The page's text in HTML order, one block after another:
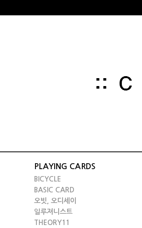
PLAYING CARDS
BICYCLE
BASIC CARD
오빗, 오디세이
일루져니스트
THEORY11